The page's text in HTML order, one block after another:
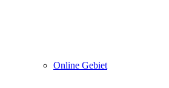
Online Gebiet